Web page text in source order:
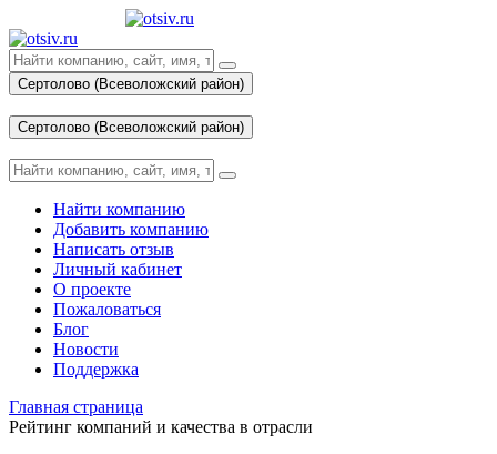
Сертолово (Всеволожский район)
Сертолово (Всеволожский район)
Найти компанию
Добавить компанию
Написать отзыв
Личный кабинет
О проекте
Пожаловаться
Блог
Новости
Поддержка
Главная страница
Рейтинг компаний и качества в отрасли